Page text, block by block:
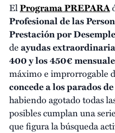
ElPrograma PREPARA
Profesional de las
Prestación por
deayudas
400 y los 450€
máximo e improrrogable
concede a los parados
habiendo agotado todas
posibles cumplan una
que figura la búsqueda